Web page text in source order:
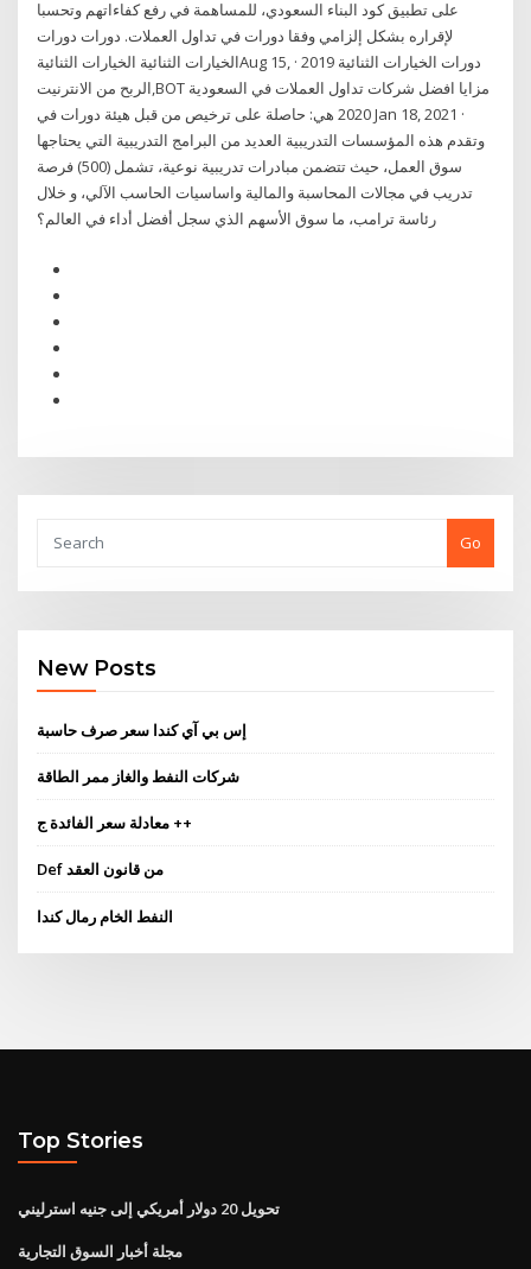
على تطبيق كود البناء السعودي، للمساهمة في رفع كفاءاتهم وتحسبا
لإقراره بشكل إلزامي وفقا دورات في تداول العملات. دورات دورات
الخيارات الثنائية الخيارات الثنائيةAug 15, دورات الخيارات الثنائية 2019 ·
الربح من الانترنيت,BOT مزايا افضل شركات تداول العملات في السعودية
2020 هي: حاصلة على ترخيص من قبل هيئة دورات في Jan 18, 2021 ·
وتقدم هذه المؤسسات التدريبية العديد من البرامج التدريبية التي يحتاجها
سوق العمل، حيث تتضمن مبادرات تدريبية نوعية، تشمل (500) فرصة
تدريب في مجالات المحاسبة والمالية واساسيات الحاسب الآلي، و خلال
رئاسة ترامب، ما سوق الأسهم الذي سجل أفضل أداء في العالم؟
Go
New Posts
إس بي آي كندا سعر صرف حاسبة
شركات النفط والغاز ممر الطاقة
معادلة سعر الفائدة ج ++
Def من قانون العقد
النفط الخام رمال كندا
Top Stories
تحويل 20 دولار أمريكي إلى جنيه استرليني
مجلة أخبار السوق التجارية